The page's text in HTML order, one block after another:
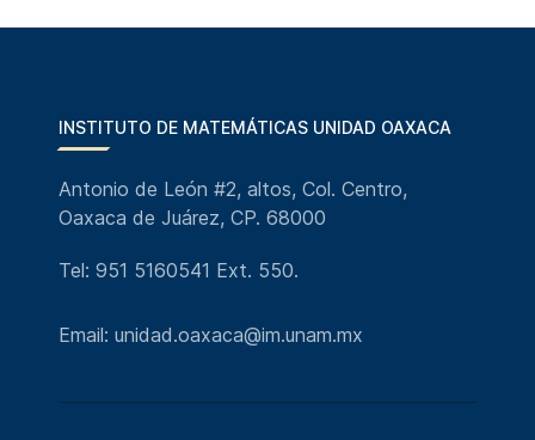
INSTITUTO DE MATEMÁTICAS UNIDAD OAXACA
Antonio de León #2, altos, Col. Centro,
Oaxaca de Juárez, CP. 68000
Tel: 951 5160541 Ext. 550.
Email: unidad.oaxaca@im.unam.mx